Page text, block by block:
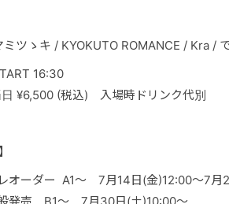
ミツゝキ / KYOKUTO ROMANCE / Kra /
16:30
¥6,500 (税込) 入場時ドリンク代別
オーダー A1〜 7月14日(金)12:00〜7月